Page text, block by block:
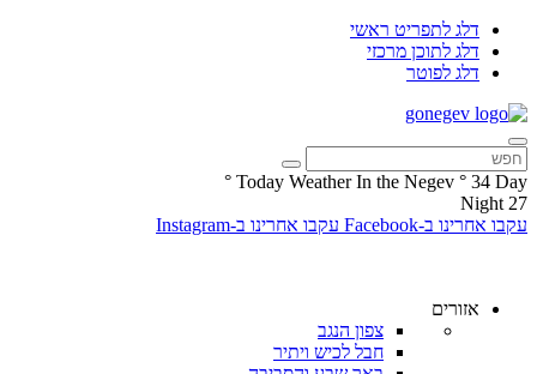
דלג לתפריט ראשי
דלג לתוכן מרכזי
דלג לפוטר
Today Weather In the Negev ° 34 Day
°
27
Night
עקבו אחרינו ב-Facebook
עקבו אחרינו ב-Instagram
אזורים
צפון הנגב
חבל לכיש ויתיר